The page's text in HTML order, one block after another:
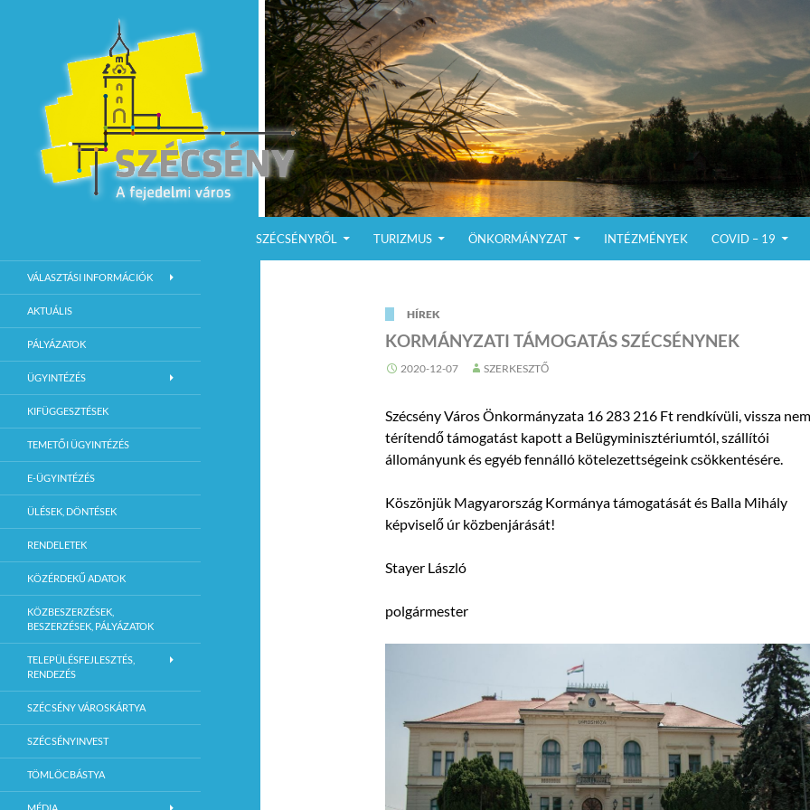
SZÉCSÉNYRŐL
TURIZMUS ÖNKORMÁNYZAT INTÉZMÉNYEK COVID – 19
HÍREK
KORMÁNYZATI TÁMOGATÁS SZÉCSÉNYNEK
2020-12-07 SZERKESZTŐ
Szécsény Város Önkormányzata 16 283 216 Ft rendkívüli, vissza nem
térítendő támogatást kapott a Belügyminisztériumtól, szállítói
állományunk és egyéb fennálló kötelezettségeink csökkentésére.
Köszönjük Magyarország Kormánya támogatását és Balla Mihály
képviselő úr közbenjárását!
Stayer László
polgármester
Szécsény Város Hivatalos Weboldala
VÁLASZTÁSI INFORMÁCIÓK
AKTUÁLIS
PÁLYÁZATOK
ÜGYINTÉZÉS
KIFÜGGESZTÉSEK
TEMETŐI ÜGYINTÉZÉS
E-ÜGYINTÉZÉS
ÜLÉSEK, DÖNTÉSEK
RENDELETEK
KÖZÉRDEKŰ ADATOK
KÖZBESZERZÉSEK,
BESZERZÉSEK, PÁLYÁZATOK
TELEPÜLÉSFEJLESZTÉS,
RENDEZÉS
SZÉCSÉNY VÁROSKÁRTYA
SZÉCSÉNYINVEST
TÖMLÖCBÁSTYA